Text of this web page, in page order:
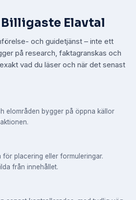
Elavtal
och guidetjänst – inte ett
på research, faktagranskas och
vad du läser och när det senast
elområden bygger på öppna källor
för placering eller formuleringar.
från innehållet.